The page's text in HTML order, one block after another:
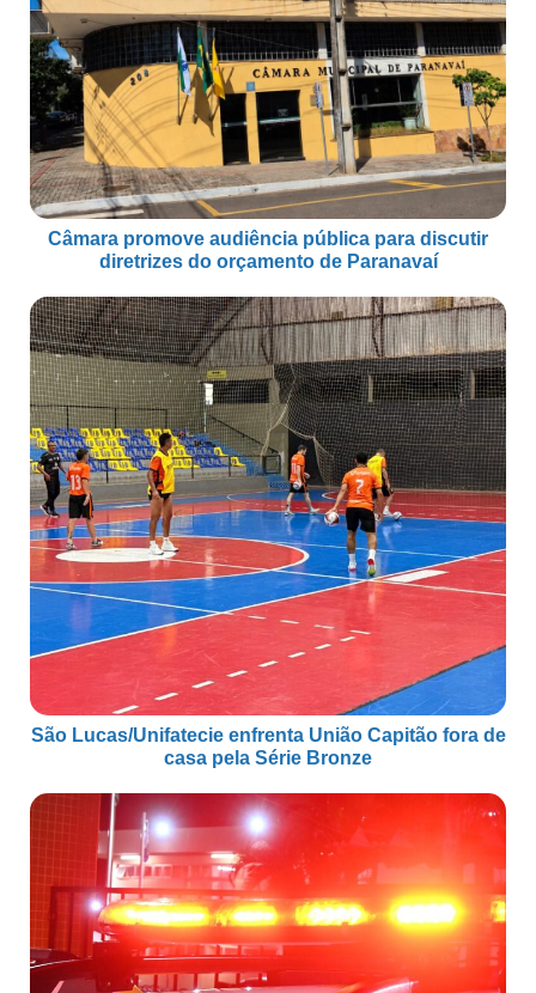
Câmara promove audiência pública para discutir
diretrizes do orçamento de Paranavaí
São Lucas/Unifatecie enfrenta União Capitão fora de
casa pela Série Bronze